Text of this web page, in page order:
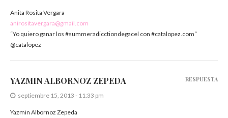
Anita Rosita Vergara
anirositavergara@gmail.com
“Yo quiero ganar los #summeradicctiondegacel con #catalopez.com“
@catalopez
YAZMIN ALBORNOZ ZEPEDA
septiembre 15, 2013 - 11:33 pm
Yazmin Albornoz Zepeda
RESPUESTA